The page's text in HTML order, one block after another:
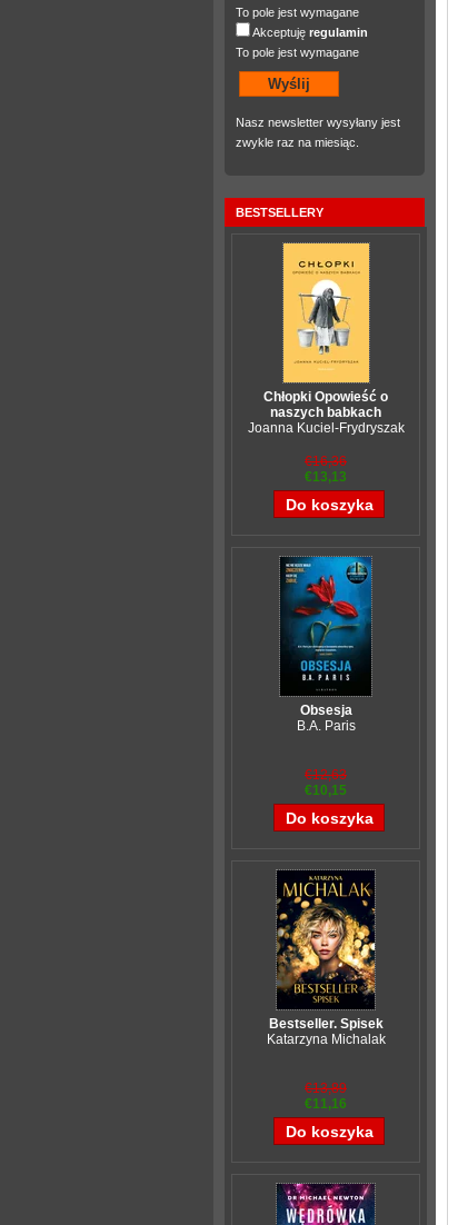
To pole jest wymagane
Akceptuję regulamin
To pole jest wymagane
Nasz newsletter wysyłany jest
zwykle raz na miesiąc.
BESTSELLERY
Chłopki Opowieść o
naszych babkach
Joanna Kuciel-Frydryszak
€16,36
€13,13
Obsesja
B.A. Paris
€12,63
€10,15
Bestseller. Spisek
Katarzyna Michalak
€13,89
€11,16